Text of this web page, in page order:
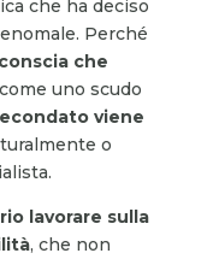
che ha deciso
Perché
che
uno scudo
viene
o
lavorare sulla
, che non